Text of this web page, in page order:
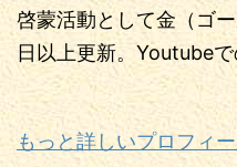
啓蒙活動として金（ゴ
日以上更新。Youtube
もっと詳しいプロフィ